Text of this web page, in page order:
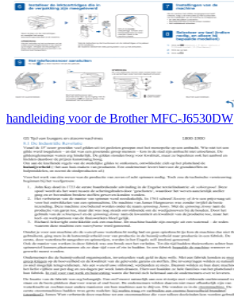
handleiding voor de Brother MFC-J6530DW